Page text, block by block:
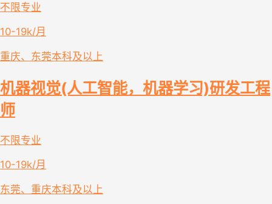
不限专业
10-19k/月
重庆、东莞本科及以上
机器视觉(人工智能，机器学习)研发工程
师
不限专业
10-19k/月
东莞、重庆本科及以上